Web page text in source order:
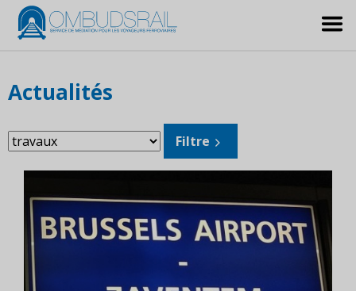
Actualités
Filtrer
les
sujets:
Filtre